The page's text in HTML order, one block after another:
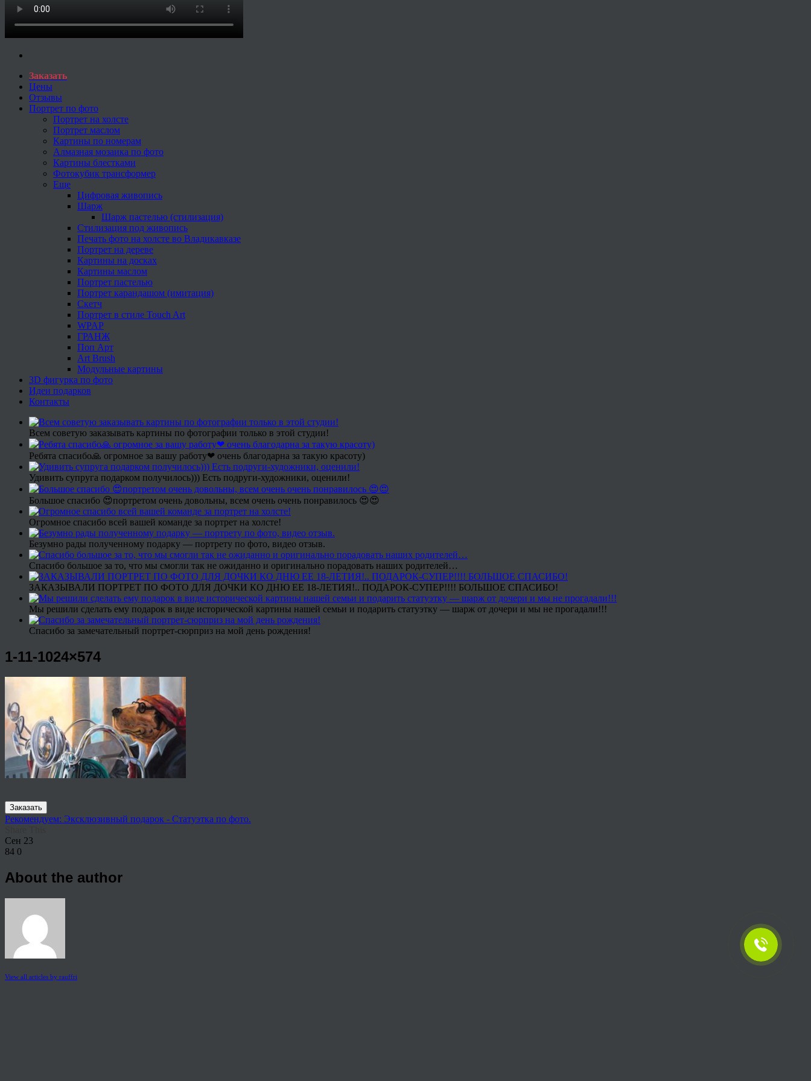
Заказать
Цены
Отзывы
Портрет по фото
Портрет на холсте
Портрет маслом
Картины по номерам
Алмазная мозаика по фото
Картины блестками
Фотокубик трансформер
Еще
Цифровая живопись
Шарж
Шарж пастелью (стилизация)
Стилизация под живопись
Печать фото на холсте во Владикавказе
Портрет на дереве
Картины на досках
Картины маслом
Портрет пастелью
Портрет карандашом (имитация)
Скетч
Портрет в стиле Touch Art
WPAP
ГРАНЖ
Поп Арт
Art Brush
Модульные картины
3D фигурка по фото
Идеи подарков
Контакты
Всем советую заказывать картины по фотографии только в этой студии!
Ребята спасибо🙏 огромное за вашу работу❤ очень благодарна за такую красоту)
Удивить супруга подарком получилось))) Есть подруги-художники, оценили!
Большое спасибо 😍портретом очень довольны, всем очень очень понравилось 😍😍
Огромное спасибо всей вашей команде за портрет на холсте!
Безумно рады полученному подарку — портрету по фото, видео отзыв.
Спасибо большое за то, что мы смогли так не ожиданно и оригинально порадовать наших родителей…
ЗАКАЗЫВАЛИ ПОРТРЕТ ПО ФОТО ДЛЯ ДОЧКИ КО ДНЮ ЕЕ 18-ЛЕТИЯ!.. ПОДАРОК-СУПЕР!!!! БОЛЬШОЕ СПАСИБО!
Мы решили сделать ему подарок в виде исторической картины нашей семьи и подарить статуэтку — шарж от дочери и мы не прогадали!!!
Спасибо за замечательный портрет-сюрприз на мой день рождения!
1-11-1024×574
Заказать
Рекомендуем: Эксклюзивный подарок - Статуэтка по фото.
Сен 23
84 0
About the author
View all articles by rauffri